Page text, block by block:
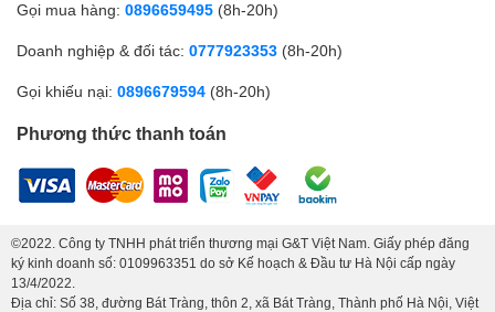
Gọi mua hàng: 0896659495 (8h-20h)
Doanh nghiệp & đối tác: 0777923353 (8h-20h)
Gọi khiếu nại: 0896679594 (8h-20h)
Phương thức thanh toán
©2022. Công ty TNHH phát triển thương mại G&T Việt Nam. Giấy phép đăng
ký kinh doanh số: 0109963351 do sở Kế hoạch & Đầu tư Hà Nội cấp ngày
13/4/2022.
Địa chỉ: Số 38, đường Bát Tràng, thôn 2, xã Bát Tràng, Thành phố Hà Nội, Việt